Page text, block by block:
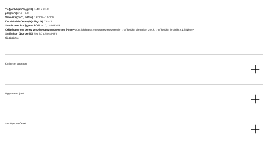
Yoğunluk (25°C, g/mL): 1,40 ± 0,10
pH (25°C): 7.0 – 9.0
Viskozite (25°C, mPa.s): 13000 – 15000
Katı Madde Oranı (Ağırlıkça %): 74 ± 2
Su aktarım hızı (kg/ m². h0,5 ): < 0,1 SINIF W3
Çekip koparma deneyi yoluyla yapışma dayanımı (N/mm²): Çatlak kapatma veya esnek sistemler trafik yükü olmadan ≥ 0,8, trafik yükü ile birlikte 1.5 N/mm²
Su Buharı Geçirgenliği: 5 ≤ SD ≤ 50 SINIF II
Çözücü:Su
Kullanım Alanları
Uygulama Şekli
Sarfiyat ve Öneri